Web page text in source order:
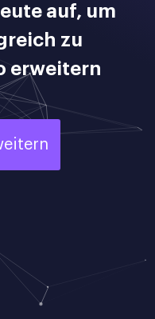
auf, um
zu
erweitern